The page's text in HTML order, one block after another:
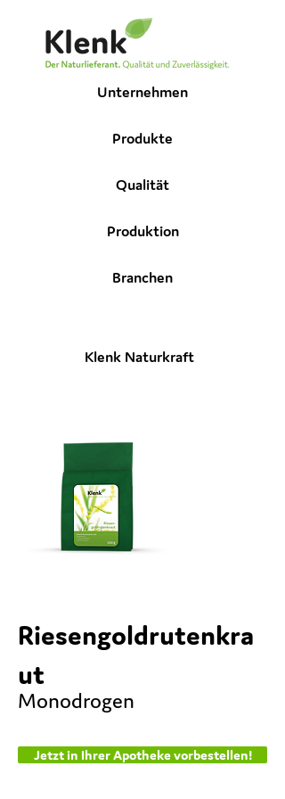
Unternehmen
Produkte
Qualität
Produktion
Branchen
Klenk Naturkraft
Riesengoldrutenkra
ut
Monodrogen
Jetzt in Ihrer Apotheke vorbestellen!